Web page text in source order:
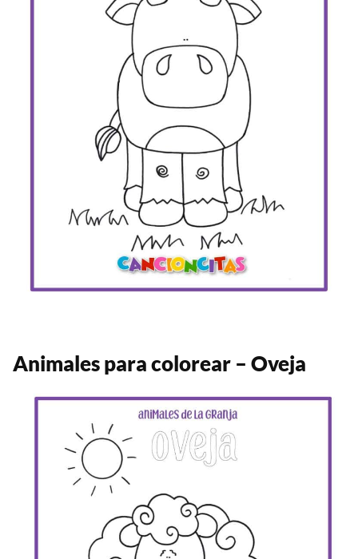
Animales para colorear – Oveja